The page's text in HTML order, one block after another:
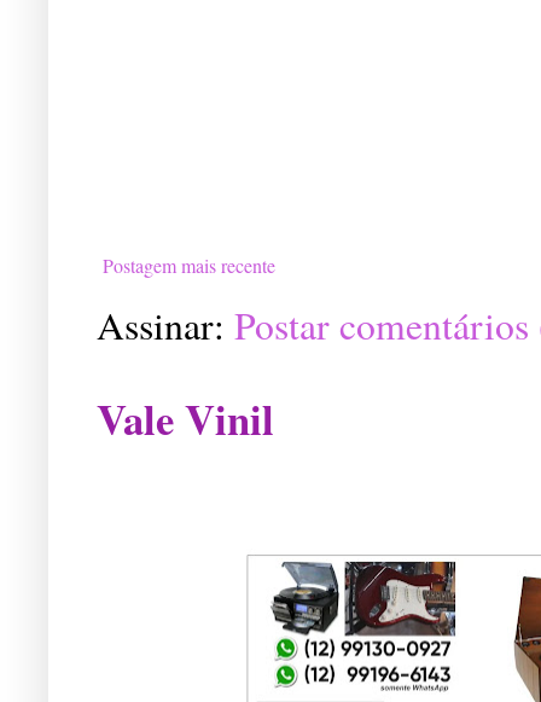
Postagem mais recente
Assinar: Postar
Vale Vinil